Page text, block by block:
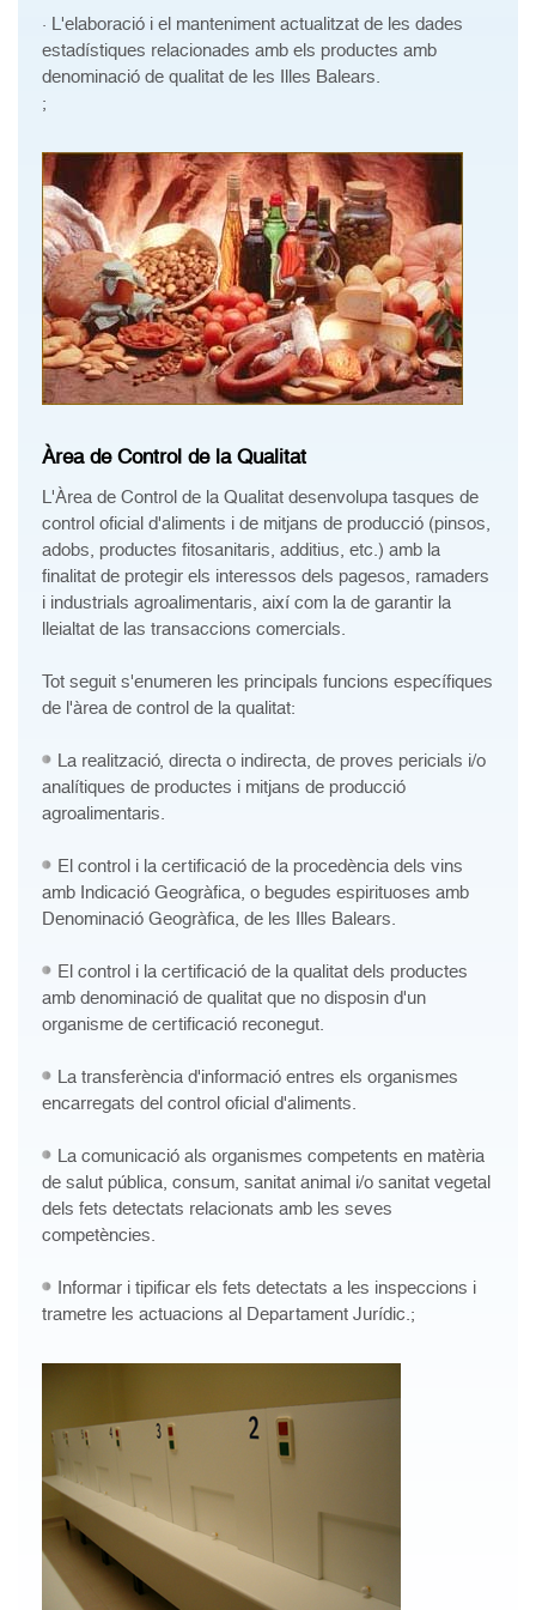
· L'elaboració i el manteniment actualitzat de les dades
estadístiques relacionades amb els productes amb
denominació de qualitat de les Illes Balears.
;
Àrea de Control de la Qualitat
L'Àrea de Control de la Qualitat desenvolupa tasques de
control oficial d'aliments i de mitjans de producció (pinsos,
adobs, productes fitosanitaris, additius, etc.) amb la
finalitat de protegir els interessos dels pagesos, ramaders
i industrials agroalimentaris, així com la de garantir la
lleialtat de las transaccions comercials.
Tot seguit s'enumeren les principals funcions específiques
de l'àrea de control de la qualitat:
La realització, directa o indirecta, de proves pericials i/o
analítiques de productes i mitjans de producció
agroalimentaris.
El control i la certificació de la procedència dels vins
amb Indicació Geogràfica, o begudes espirituoses amb
Denominació Geogràfica, de les Illes Balears.
El control i la certificació de la qualitat dels productes
amb denominació de qualitat que no disposin d'un
organisme de certificació reconegut.
La transferència d'informació entres els organismes
encarregats del control oficial d'aliments.
La comunicació als organismes competents en matèria
de salut pública, consum, sanitat animal i/o sanitat vegetal
dels fets detectats relacionats amb les seves
competències.
Informar i tipificar els fets detectats a les inspeccions i
trametre les actuacions al Departament Jurídic.;